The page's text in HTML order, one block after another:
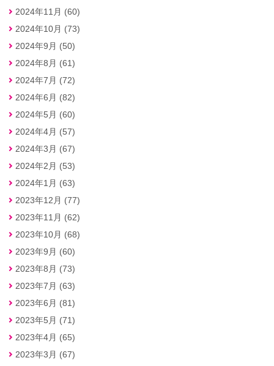
2024年11月 (60)
2024年10月 (73)
2024年9月 (50)
2024年8月 (61)
2024年7月 (72)
2024年6月 (82)
2024年5月 (60)
2024年4月 (57)
2024年3月 (67)
2024年2月 (53)
2024年1月 (63)
2023年12月 (77)
2023年11月 (62)
2023年10月 (68)
2023年9月 (60)
2023年8月 (73)
2023年7月 (63)
2023年6月 (81)
2023年5月 (71)
2023年4月 (65)
2023年3月 (67)